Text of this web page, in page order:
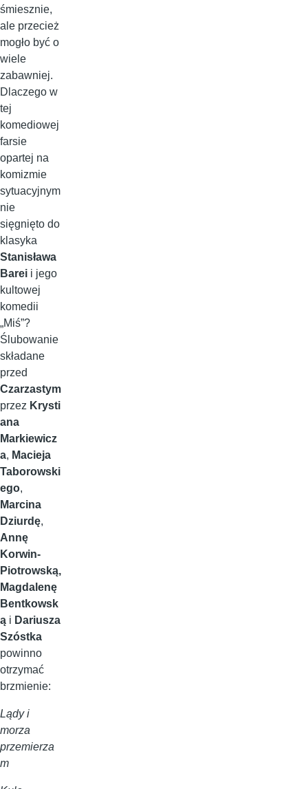
śmiesznie,
ale przecież
mogło być o
wiele
zabawniej.
Dlaczego w
tej
komediowej
farsie
opartej na
komizmie
sytuacyjnym
nie
sięgnięto do
klasyka
Stanisława
Barei i jego
kultowej
komedii
„Miś”?
Ślubowanie
składane
przed
Czarzastym
przez Krysti
ana
Markiewicz
a, Macieja
Taborowski
ego,
Marcina
Dziurdę,
Annę
Korwin-
Piotrowską,
Magdalenę
Bentkowsk
ą i Dariusza
Szóstka
powinno
otrzymać
brzmienie:
Lądy i
morza
przemierza
m